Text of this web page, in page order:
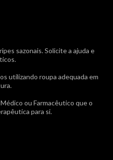
sazonais. Solicite a ajuda e
utilizando roupa adequada em
ou Farmacêutico que o
para si.